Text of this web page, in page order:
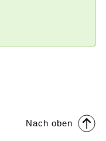
Nach oben